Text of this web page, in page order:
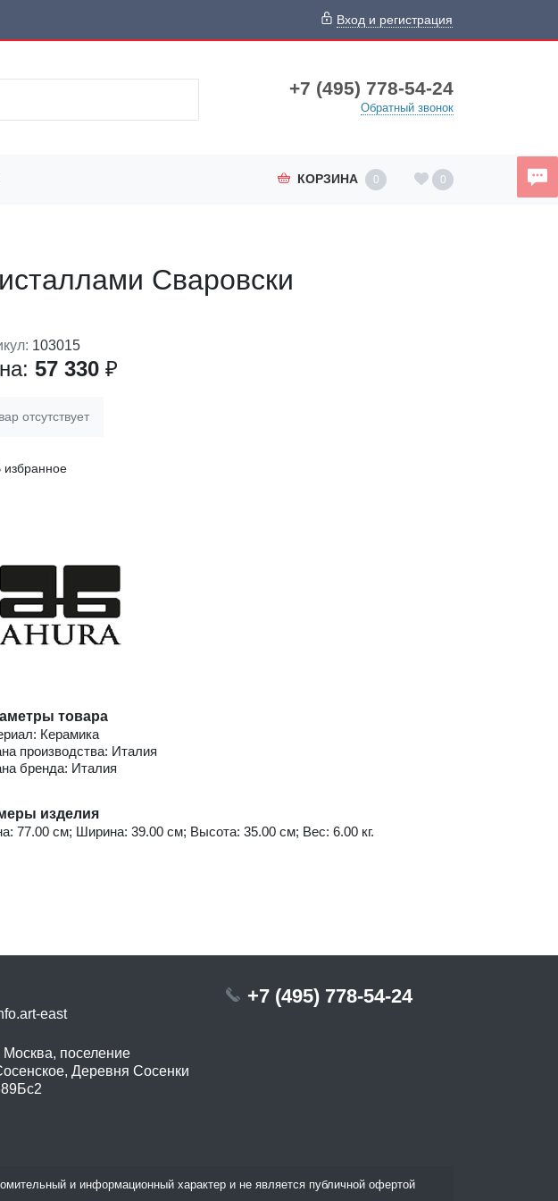
Вход и регистрация
+7 (495) 778-54-24
Обратный звонок
КОРЗИНА 0 0
Сваровски
103015
57 330 ₽
отсутствует
избранное
товара
Керамика
производства: Италия
бренда: Италия
изделия
77.00 см; Ширина: 39.00 см; Высота: 35.00 см; Вес: 6.00 кг.
east
Москва, поселение
Деревня Сосенки
+7 (495) 778-54-24
и информационный характер и не является публичной офертой